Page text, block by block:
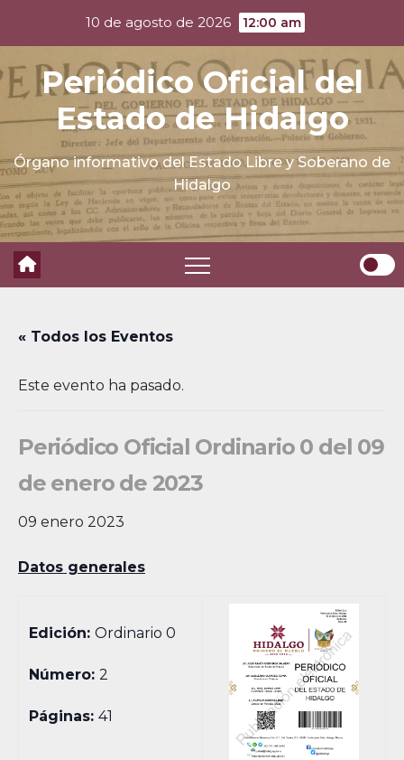
content
10 de agosto de 2026 12:00 am
Periódico Oficial del
Estado de Hidalgo
Órgano informativo del Estado Libre y Soberano de
Hidalgo
« Todos los Eventos
Este evento ha pasado.
Periódico Oficial Ordinario 0 del 09
de enero de 2023
09 enero 2023
Datos generales
Edición:Ordinario 0
Número:2
Páginas:41